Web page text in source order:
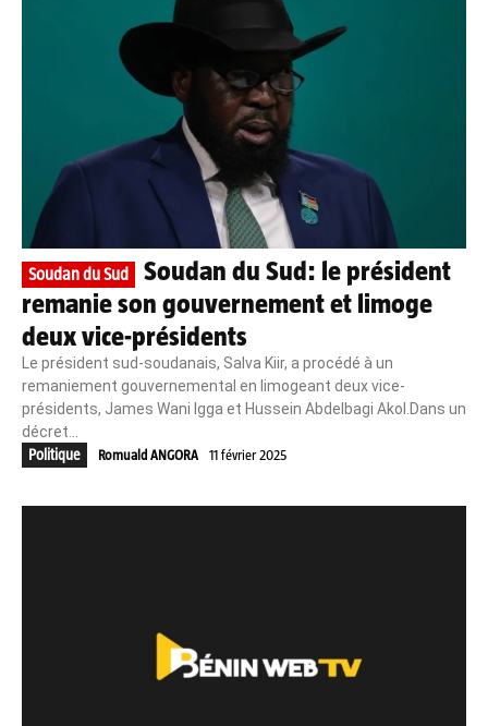
Soudan du Sud
Soudan du Sud: le président
remanie son gouvernement et limoge
deux vice-présidents
Le président sud-soudanais, Salva Kiir, a procédé à un
remaniement gouvernemental en limogeant deux vice-
présidents, James Wani Igga et Hussein Abdelbagi Akol.Dans un
décret...
Politique
Romuald ANGORA 11 février 2025